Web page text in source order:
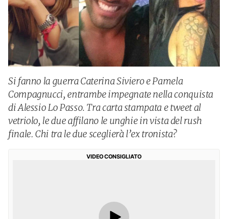
Si fanno la guerra Caterina Siviero e Pamela
Compagnucci, entrambe impegnate nella conquista
di Alessio Lo Passo. Tra carta stampata e tweet al
vetriolo, le due affilano le unghie in vista del rush
finale. Chi tra le due sceglierà l’ex tronista?
VIDEO CONSIGLIATO